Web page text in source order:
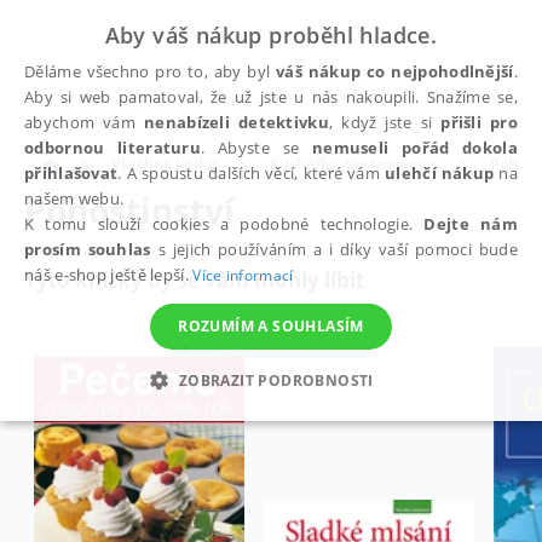
Všechny knihy Kuchařky, gastronomie
Pohostinství
Tyto knížky by se vám mohly líbit
Aby váš nákup proběhl hladce.
Děláme všechno pro to, aby bylváš nákup co nejpohodlnější.
Aby si web pamatoval, že už jste u nás nakoupili. Snažíme se,
abychom vám nenabízeli detektivku, když jste si přišli pro
odbornou literaturu. Abyste se nemuseli pořád dokola
přihlašovat. A spoustu dalších věcí, které vám ulehčí nákup na
našem webu.
K tomu slouží cookies a podobné technologie. Dejte nám
prosím souhlas s jejich používáním a i díky vaší pomoci bude
náš e-shop ještě lepší.Více informací
ROZUMÍM A SOUHLASÍM
ZOBRAZIT PODROBNOSTI
NEZBYTNÉ ANALYTICKÉ MARKETINGOVÉ
FUNKČNÍ NEZAŘAZENÉ SOUBORY